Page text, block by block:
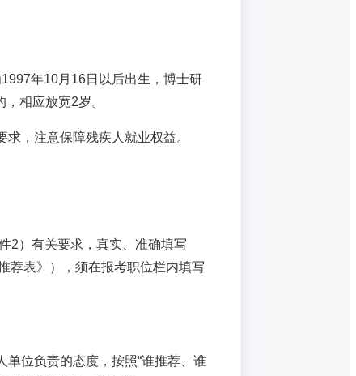
年10月16日以后出生，博士研
相应放宽2岁。
，注意保障残疾人就业权益。
2）有关要求，真实、准确填写
荐表》），须在报考职位栏内填写
位负责的态度，按照“谁推荐、谁